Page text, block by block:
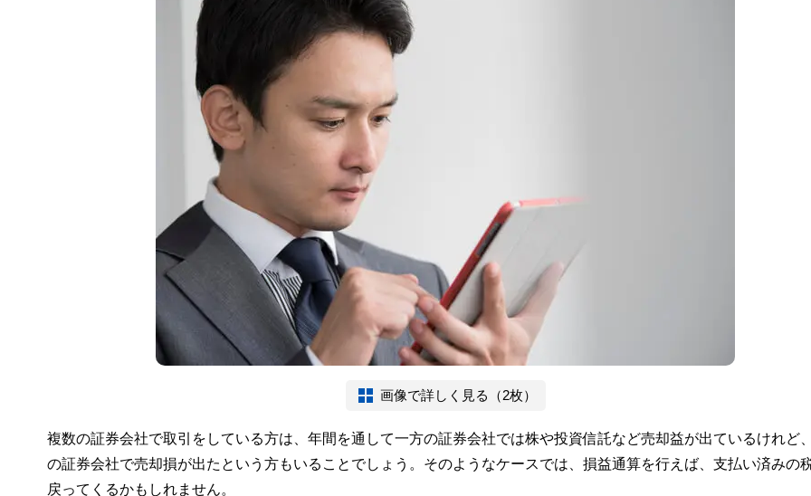
画像で詳しく見る（2枚）
複数の証券会社で取引をしている方は、年間を通して一方の証券会社では株や投資信託など売却益が出ているけれど
の証券会社で売却損が出たという方もいることでしょう。そのようなケースでは、損益通算を行えば、支払い済みの
戻ってくるかもしれません。